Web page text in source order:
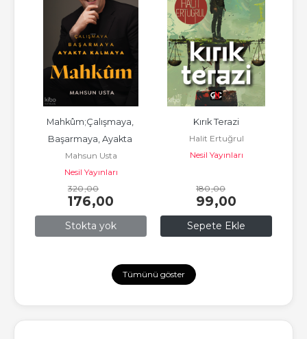
Stokta yok
Mahkûm;Çalışmaya,
Başarmaya, Ayakta
Kalmaya
Mahsun Usta
Nesil Yayınları
320,00
176,00
Sepete Ekle
Kırık Terazi
Halit Ertuğrul
Nesil Yayınları
180,00
99,00
Tümünü göster